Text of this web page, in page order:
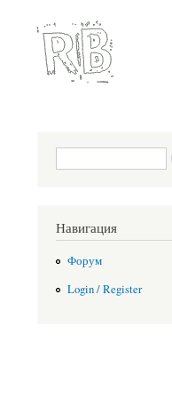
Main menu
Search form
Навигация
Форум
Login / Register